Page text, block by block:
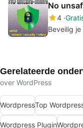
No
4
Beveilig
Gerelateerde
over WordPress
WordpressTop
Wordpress Plugin